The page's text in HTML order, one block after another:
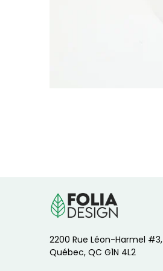
2200 Rue Léon-Harmel #3,
Québec, QC G1N 4L2